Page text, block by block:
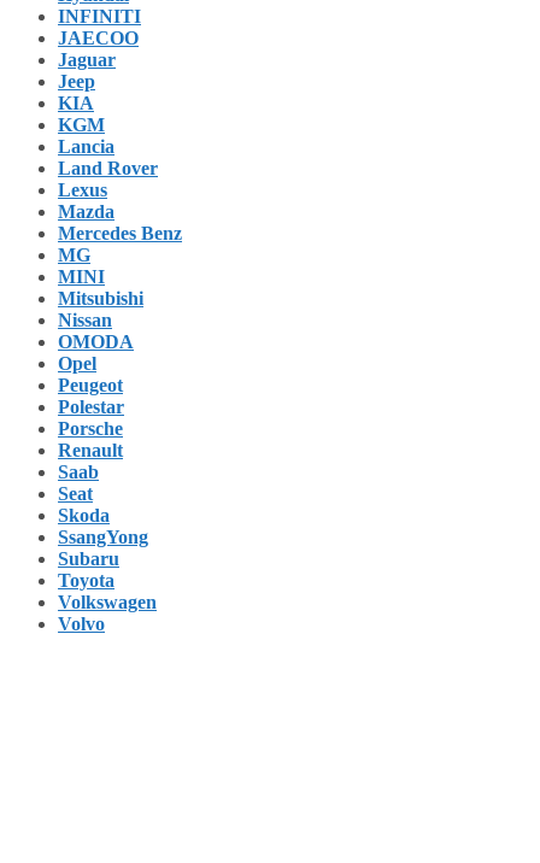
INFINITI
JAECOO
Jaguar
Jeep
KIA
KGM
Lancia
Land Rover
Lexus
Mazda
Mercedes Benz
MG
MINI
Mitsubishi
Nissan
OMODA
Opel
Peugeot
Polestar
Porsche
Renault
Saab
Seat
Skoda
SsangYong
Subaru
Toyota
Volkswagen
Volvo